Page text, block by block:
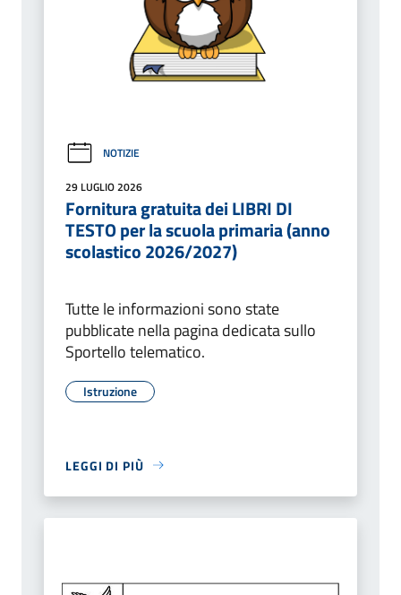
NOTIZIE
29 LUGLIO 2026
Fornitura gratuita dei LIBRI DI
TESTO per la scuola primaria (anno
scolastico 2026/2027)
Tutte le informazioni sono state
pubblicate nella pagina dedicata sullo
Sportello telematico.
Istruzione
LEGGI DI PIÙ